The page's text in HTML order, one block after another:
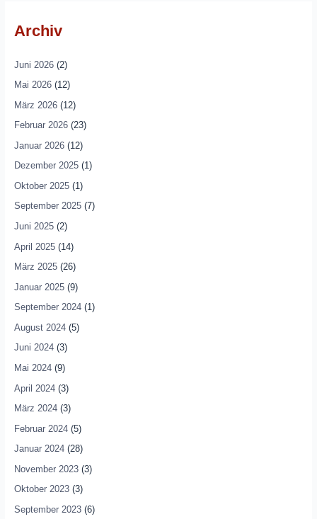
Archiv
Juni 2026(2)
Mai 2026(12)
März 2026(12)
Februar 2026(23)
Januar 2026(12)
Dezember 2025(1)
Oktober 2025(1)
September 2025(7)
Juni 2025(2)
April 2025(14)
März 2025(26)
Januar 2025(9)
September 2024(1)
August 2024(5)
Juni 2024(3)
Mai 2024(9)
April 2024(3)
März 2024(3)
Februar 2024(5)
Januar 2024(28)
November 2023(3)
Oktober 2023(3)
September 2023(6)